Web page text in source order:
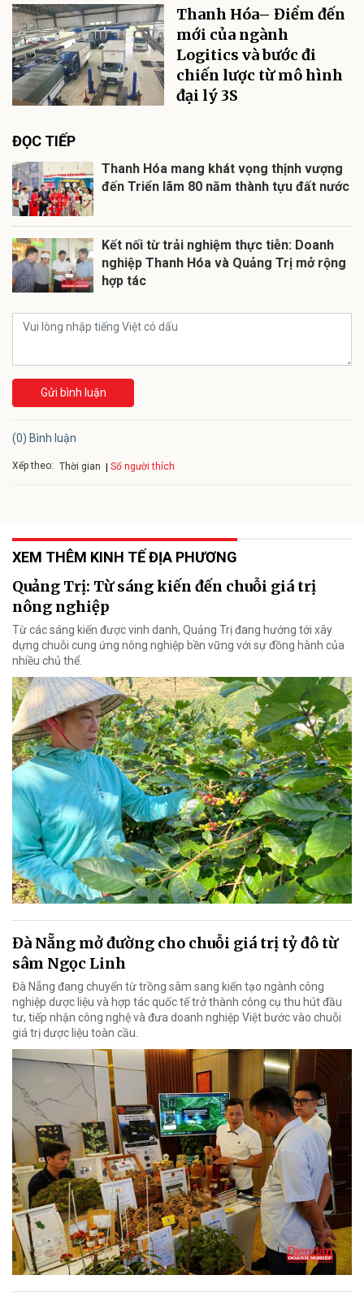
Thanh Hóa– Điểm đến
mới của ngành
Logitics và bước đi
chiến lược từ mô hình
đại lý 3S
ĐỌC TIẾP
Thanh Hóa mang khát vọng thịnh vượng
đến Triển lãm 80 năm thành tựu đất nước
Kết nối từ trải nghiệm thực tiễn: Doanh
nghiệp Thanh Hóa và Quảng Trị mở rộng
hợp tác
Gửi bình luận
(0) Bình luận
Xếp theo: Thời gian Số người thích
XEM THÊM KINH TẾ ĐỊA PHƯƠNG
Quảng Trị: Từ sáng kiến đến chuỗi giá trị
nông nghiệp
Từ các sáng kiến được vinh danh, Quảng Trị đang hướng tới xây
dựng chuỗi cung ứng nông nghiệp bền vững với sự đồng hành của
nhiều chủ thể.
Đà Nẵng mở đường cho chuỗi giá trị tỷ đô từ
sâm Ngọc Linh
Đà Nẵng đang chuyển từ trồng sâm sang kiến tạo ngành công
nghiệp dược liệu và hợp tác quốc tế trở thành công cụ thu hút đầu
tư, tiếp nhận công nghệ và đưa doanh nghiệp Việt bước vào chuỗi
giá trị dược liệu toàn cầu.